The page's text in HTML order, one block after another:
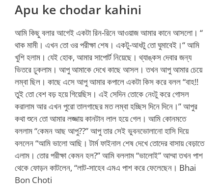
Apu ke chodar kahini
আমি কিছু বলার আগেই একটা রিন-রিনে আওয়াজ আমার কানে আসলো। “
থাক মামী। এখন তো ওর পরীক্ষা শেষ। একটু-আধটু তো ঘুমাবেই।“ আমি
খুশি হলাম। যেই হোক, আমার সাপোর্ট নিয়েছে। থ্যাঙ্কস দেবার জন্য
ভিতরে ঢুকলাম। আপু আমাকে দেখে কাছে আসল। তখন আপু আমার চেয়ে
লম্বা ছিল। কাছে এসে আপু আমার কপালে একটা কিস করে বলল “বাহ!!
তুই তো বেশ বড় হয়ে গিয়েছিস। এই সেদিন তোকে নেংটু করে গোসল
করালাম আর এখন পুরো তালগাছের মত লম্বা হচ্ছিস দিনে দিনে।” আপুর
কথা শুনে তো আমার লজ্জায় কানটান লাল হয়ে গেল। আমি কোনমতে
বললাম “কেমন আছ আপু??” আপু তার সেই ভুবনভোলানো হাসি দিয়ে
বললেন “আমি ভালো আছি। টার্ম ফাইনাল শেষ দেখে তোদের বাসায় বেড়াতে
এলাম। তোর পরীক্ষা কেমন হল?” আমি বললাম “ভালোই” আম্মা তখন পাশ
থেকে ফোড়ন কাটলেন, “লাট-সাহেব এমএ পাশ করে ফেলেছেন। Bhai
Bon Choti